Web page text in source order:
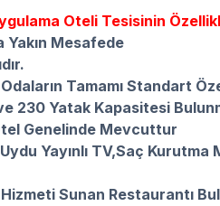
Oteli Tesisinin
Yakın Mesafede
Tamamı Standart
230 Yatak Kapasitesi
Genelinde Mevcuttur
Uydu Yayınlı TV,Saç Kurutma
Sunan Restaurantı